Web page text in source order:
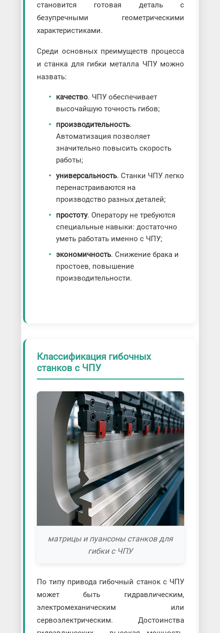
становится готовая деталь с
безупречными геометрическими
характеристиками.
Среди основных преимуществ процесса
и станка для гибки металла ЧПУ можно
назвать:
качество. ЧПУ обеспечивает
высочайшую точность гибов;
производительность.
Автоматизация позволяет
значительно повысить скорость
работы;
универсальность. Станки ЧПУ легко
перенастраиваются на
производство разных деталей;
простоту. Оператору не требуются
специальные навыки: достаточно
уметь работать именно с ЧПУ;
экономичность. Снижение брака и
простоев, повышение
производительности.
Классификация гибочных
станков с ЧПУ
матрицы и пуансоны станков для
гибки с ЧПУ
По типу привода гибочный станок с ЧПУ
может быть гидравлическим,
электромеханическим или
сервоэлектрическим. Достоинства